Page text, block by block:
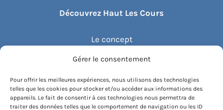
Gérer le consentement
Pour offrir les meilleures expériences, nous utilisons des technologies
telles que les cookies pour stocker et/ou accéder aux informations des
appareils. Le fait de consentir à ces technologies nous permettra de
traiter des données telles que le comportement de navigation ou les ID
Découvrez Haut Les Cours
Le concept
Blog